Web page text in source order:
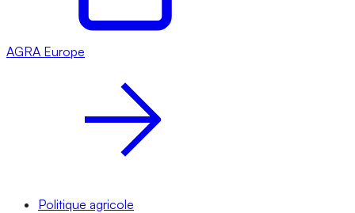
AGRA Europe
Politique agricole